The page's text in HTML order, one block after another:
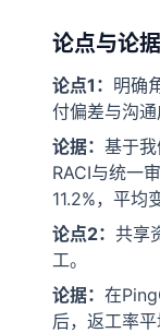
论点与论
论点1： 明确
付偏差与沟通
论据： 基于
RACI与统一
11.2%，平均
论点2： 共享
工。
论据： 在
后，返工率